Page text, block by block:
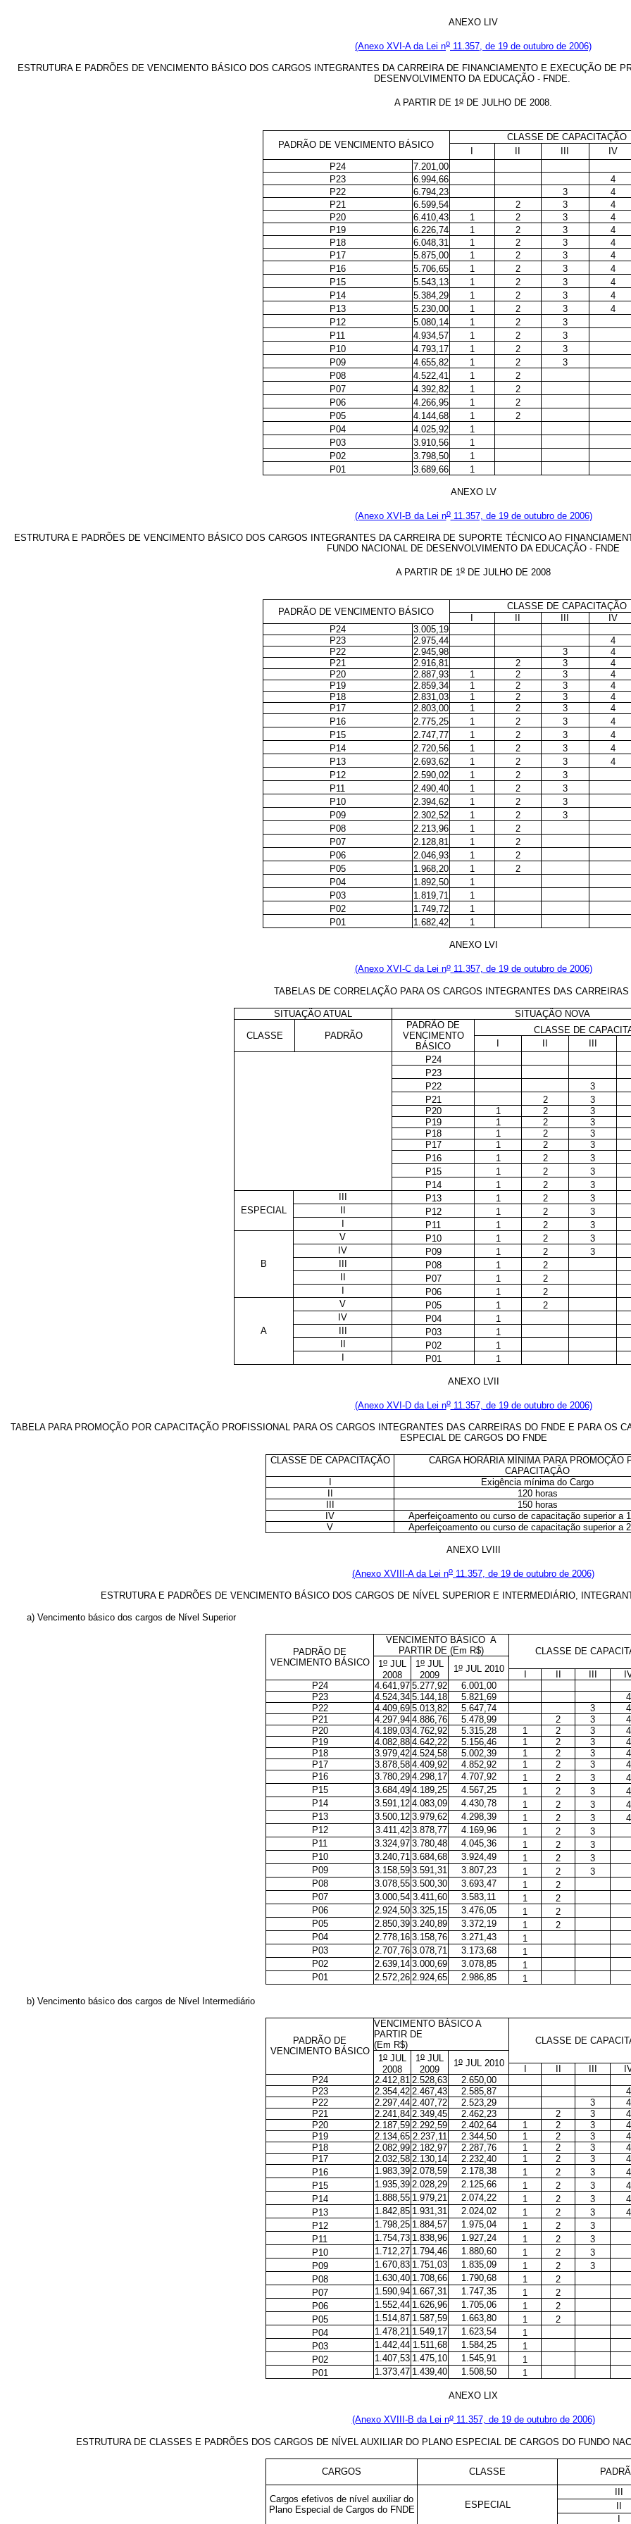
ANEXO LIV
(Anexo XVI-A da Lei no 11.357, de 19 de outubro de 2006)
ESTRUTURA E PADRÕES DE VENCIMENTO BÁSICO DOS CARGOS INTEGRANTES DA CARREIRA DE FINANCIAMENTO E EXECUÇÃO DE
DESENVOLVIMENTO DA EDUCAÇÃO - FNDE.
A PARTIR DE 1o DE JULHO DE 2008.
PADRÃO DE VENCIMENTO BÁSICO
CLASSE DE CAPACITAÇÃO
I
II III IV
P24
7.201,00
P23
6.994,66 4
P22
6.794,23 3 4
P21
6.599,54 2 3 4
P20
6.410,43 1 2 3 4
P19
6.226,74 1 2 3 4
P18
6.048,31 1 2 3 4
P17
5.875,00 1 2 3 4
P16
5.706,65 1 2 3
4
P15
5.543,13 1 2 3
4
P14
5.384,29 1 2 3
4
P13
5.230,00 1 2 3
4
P12
5.080,14 1 2
3
P11
4.934,57 1 2
3
P10
4.793,17 1 2
3
P09
4.655,82 1 2
3
P08
4.522,41 1
2
P07
4.392,82 1
2
P06
4.266,95 1
2
P05
4.144,68 1
2
P04
4.025,92
1
P03
3.910,56
1
P02
3.798,50
1
P01
3.689,66 1
ANEXO LV
(Anexo XVI-B da Lei no11.357, de 19 de outubro de 2006)
ESTRUTURA E PADRÕES DE VENCIMENTO BÁSICO DOS CARGOS INTEGRANTES DA CARREIRA DE SUPORTE TÉCNICO AO
FUNDO NACIONAL DE DESENVOLVIMENTO DA EDUCAÇÃO - FNDE
A PARTIR DE 1o DE JULHO DE 2008
PADRÃO DE VENCIMENTO BÁSICO
CLASSE DE CAPACITAÇÃO
IV
P24
3.005,19
P23
2.975,44 4
P22
2.945,98 3 4
P21
2.916,81 2 3 4
P20
2.887,93 1 2 3 4
P19
2.859,34 1 2 3 4
P18
2.831,03 1 2 3 4
P17
2.803,00 1 2 3 4
P16
2.775,25 1 2 3
4
P15
2.747,77 1 2 3
4
P14
2.720,56 1 2 3
4
P13
2.693,62 1 2 3
4
P12
2.590,02 1 2
3
P11
2.490,40 1 2
3
P10
2.394,62 1 2
3
P09
2.302,52 1 2
3
P08
2.213,96 1
2
P07
2.128,81 1
2
P06
2.046,93 1
2
P05
1.968,20 1
2
P04
1.892,50
1
P03
1.819,71
1
P02
1.749,72
1
P01
1.682,42 1
ANEXO LVI
(Anexo XVI-C da Lei no11.357, de 19 de outubro de 2006)
TABELAS DE CORRELAÇÃO PARA OS CARGOS INTEGRANTES DAS CARREIRAS
SITUAÇÃO ATUAL SITUAÇÃO NOVA
CLASSE PADRÃO
PADRÃO DE
VENCIMENTO
BÁSICO
CLASSE DE
I
II III
P24
P23
P22
3
P21
2 3
P20
1 2 3
P19
1 2 3
P18
1 2 3
P17
1 2 3
P16
1 2 3
P15
1 2 3
P14
1 2 3
ESPECIAL
III P13 1 2 3
II
P12 1 2
3
I
P11 1 2 3
B
V P10 1 2
3
IV
P09 1 2
3
III
P08 1
2
II
P07 1
2
I
P06 1 2
A
V P05 1
2
IV
P04
1
III
P03
1
II
P02
1
I
P01 1
ANEXO LVII
(Anexo XVI-D da Lei no11.357, de 19 de outubro de 2006)
TABELA PARA PROMOÇÃO POR CAPACITAÇÃO PROFISSIONAL PARA OS CARGOS INTEGRANTES DAS CARREIRAS DO FNDE E PARA OS
ESPECIAL DE CARGOS DO FNDE
CLASSE DE CAPACITAÇÃO
CARGA HORÁRIA MÍNIMA PARA PROMOÇÃO
CAPACITAÇÃO
Exigência mínima do Cargo
120 horas
150 horas
IV
Aperfeiçoamento ou curso de capacitação superior a
V
Aperfeiçoamento ou curso de capacitação superior a
ANEXO LVIII
(Anexo XVIII-A da Lei no 11.357, de 19 de outubro de 2006)
ESTRUTURA E PADRÕES DE VENCIMENTO BÁSICO DOS CARGOS DE NÍVEL SUPERIOR E INTERMEDIÁRIO,
a) Vencimento básico dos cargos de Nível Superior
PADRÃO DE
VENCIMENTO BÁSICO
VENCIMENTO BÁSICO A
PARTIR DE (Em R$)
CLASSE DE
1o JUL
2008
1o JUL
2009
1oJUL 2010
P24
4.641,97 5.277,92 6.001,00
P23
4.524,34 5.144,18 5.821,69 4
P22
4.409,69 5.013,82 5.647,74 3 4
P21
4.297,94 4.886,76 5.478,99 2 3 4
P20
4.189,03 4.762,92 5.315,28 1 2 3 4
P19
4.082,88 4.642,22 5.156,46 1 2 3 4
P18
3.979,42 4.524,58 5.002,39 1 2 3 4
P17
3.878,58 4.409,92 4.852,92 1 2 3 4
P16
3.780,29 4.298,17 4.707,92 1 2 3
4
P15
3.684,49 4.189,25 4.567,25 1 2 3
4
P14
3.591,12 4.083,09 4.430,78 1 2 3
4
P13
3.500,12 3.979,62 4.298,39 1 2 3
4
P12
3.411,42 3.878,77 4.169,96 1 2
3
P11
3.324,97 3.780,48 4.045,36 1 2
3
P10
3.240,71 3.684,68 3.924,49 1 2
3
P09
3.158,59 3.591,31 3.807,23 1 2
3
P08
3.078,55 3.500,30 3.693,47 1
2
P07
3.000,54 3.411,60 3.583,11 1
2
P06
2.924,50 3.325,15 3.476,05 1
2
P05
2.850,39 3.240,89 3.372,19 1
2
P04
2.778,16 3.158,76 3.271,43
1
P03
2.707,76 3.078,71 3.173,68
1
P02
2.639,14 3.000,69 3.078,85
1
P01
2.572,26 2.924,65 2.986,85 1
b) Vencimento básico dos cargos de Nível Intermediário
PADRÃO DE
VENCIMENTO BÁSICO
VENCIMENTO BÁSICO A
PARTIR DE
(Em R$)
CLASSE DE
1o JUL
2008
1o JUL
2009
1oJUL 2010
P24
2.412,81 2.528,63 2.650,00
P23
2.354,42 2.467,43 2.585,87 4
P22
2.297,44 2.407,72 2.523,29 3 4
P21
2.241,84 2.349,45 2.462,23 2 3 4
P20
2.187,59 2.292,59 2.402,64 1 2 3 4
P19
2.134,65 2.237,11 2.344,50 1 2 3 4
P18
2.082,99 2.182,97 2.287,76 1 2 3 4
P17
2.032,58 2.130,14 2.232,40 1 2 3 4
P16
1.983,39 2.078,59 2.178,38 1 2 3
4
P15
1.935,39 2.028,29 2.125,66 1 2 3
4
P14
1.888,55 1.979,21 2.074,22 1 2 3
4
P13
1.842,85 1.931,31 2.024,02 1 2 3
4
P12
1.798,25 1.884,57 1.975,04 1 2
3
P11
1.754,73 1.838,96 1.927,24 1 2
3
P10
1.712,27 1.794,46 1.880,60 1 2
3
P09
1.670,83 1.751,03 1.835,09 1 2
3
P08
1.630,40 1.708,66 1.790,68 1
2
P07
1.590,94 1.667,31 1.747,35 1
2
P06
1.552,44 1.626,96 1.705,06 1
2
P05
1.514,87 1.587,59 1.663,80 1
2
P04
1.478,21 1.549,17 1.623,54
1
P03
1.442,44 1.511,68 1.584,25
1
P02
1.407,53 1.475,10 1.545,91
1
P01
1.373,47 1.439,40 1.508,50 1
ANEXO LIX
(Anexo XVIII-B da Lei no11.357, de 19 de outubro de 2006)
ESTRUTURA DE CLASSES E PADRÕES DOS CARGOS DE NÍVEL AUXILIAR DO PLANO ESPECIAL DE CARGOS DO FUNDO
CARGOS CLASSE
Cargos efetivos de nível auxiliar do
Plano Especial de Cargos do FNDE
ESPECIAL
III
II
I